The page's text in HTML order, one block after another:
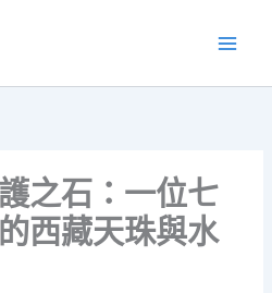
之石：一位七
西藏天珠與水